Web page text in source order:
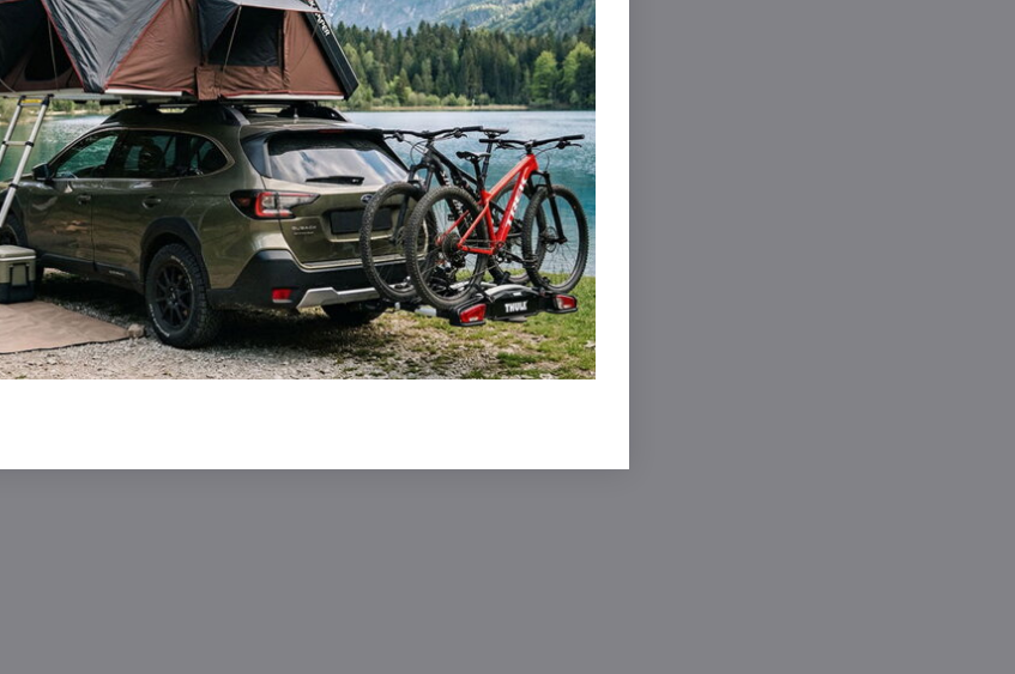
Facebook
Twitter BlueskyPinterestRedditLinkedInWhatsApp
E-
mail